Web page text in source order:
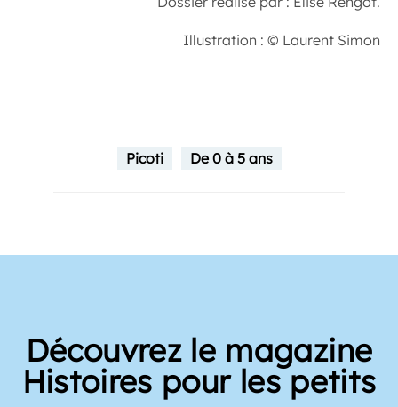
Illustration : © Laurent Simon
Picoti De 0 à 5 ans
Découvrez le magazine
Histoires pour les petits